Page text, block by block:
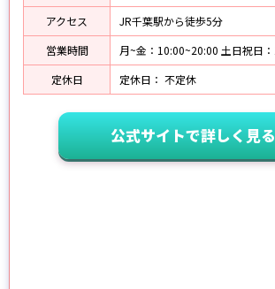
アクセス
JR千葉駅から徒歩5分
営業時間
月~金：10:00~20:00 土日祝日
定休日
定休日： 不定休
公式サイトで詳しく見る